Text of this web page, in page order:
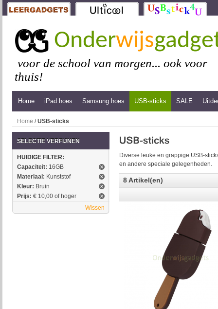
Onderwijs
voor de school van morgen... ook voor
thuis!
Home iPad hoes Samsung hoes USB-sticks SALE
Home /USB-sticks
Diverse leuke en grappige USB-
en andere speciale gelegenheden.
8 Artikel(en)
SELECTIE VERFIJNEN
HUIDIGE FILTER:
Capaciteit: 16GB
Materiaal: Kunststof
Kleur: Bruin
Prijs: € 10,00 of hoger
Wissen